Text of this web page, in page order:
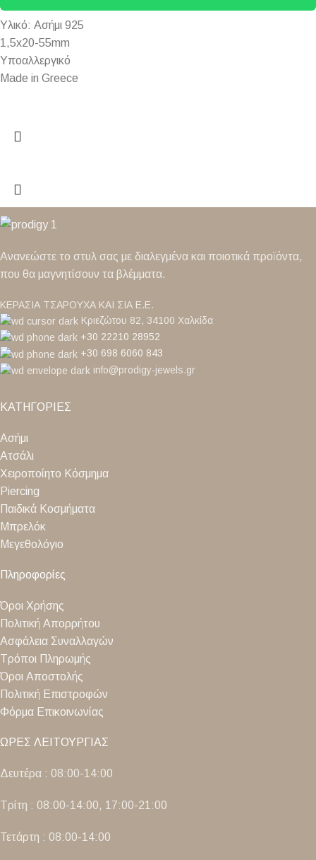
Yλικό: Ασήμι 925
1,5x20-55mm
Υποαλλεργικό
Made in Greece
Ανανεώστε το στυλ σας με διαλεγμένα και ποιοτικά προϊόντα,
που θα μαγνητίσουν τα βλέμματα.
ΚΕΡΑΣΙΑ ΤΣΑΡΟΥΧΑ ΚΑΙ ΣΙΑ Ε.Ε.
Κριεζώτου 82, 34100 Χαλκίδα
+30 22210 28952
+30 698 6060 843
info@prodigy-jewels.gr
ΚΑΤΗΓΟΡΙΕΣ
Ασήμι
Ατσάλι
Χειροποίητο Κόσμημα
Piercing
Παιδικά Κοσμήματα
Μπρελόκ
Μεγεθολόγιο
Πληροφορίες
Όροι Χρήσης
Πολιτική Απορρήτου
Ασφάλεια Συναλλαγών
Τρόποι Πληρωμής
Όροι Αποστολής
Πολιτική Επιστροφών
Φόρμα Επικοινωνίας
ΩΡΕΣ ΛΕΙΤΟΥΡΓΙΑΣ
Δευτέρα : 08:00-14:00
Τρίτη : 08:00-14:00, 17:00-21:00
Τετάρτη : 08:00-14:00